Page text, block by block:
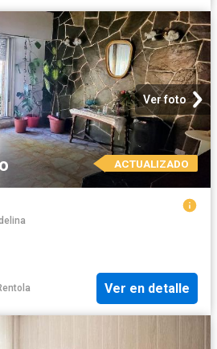
Ver foto
ACTUALIZADO
Ver en detalle